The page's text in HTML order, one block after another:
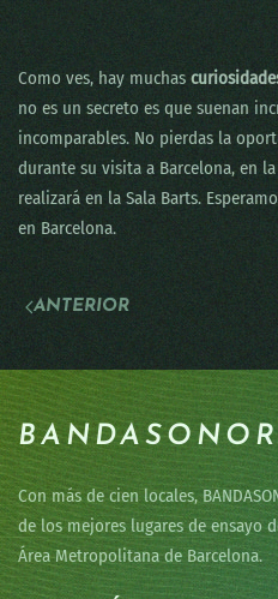
Como ves, hay muchas
no es un secreto es que suenan
incomparables. No pierdas la
durante su visita a Barcelona, en
realizará en la Sala Barts.
en Barcelona.
ANTERIOR
Con más de cien locales,
de los mejores lugares de ensayo
Área Metropolitana de Barcelona.